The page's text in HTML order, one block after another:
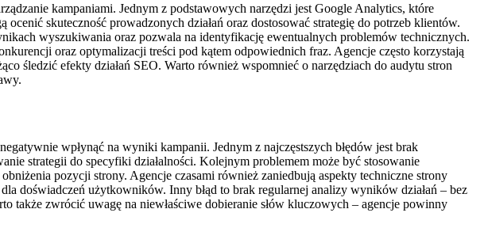
kampaniami. Jednym z podstawowych narzędzi jest Google Analytics, które
skuteczność prowadzonych działań oraz dostosować strategię do potrzeb klientów.
wyszukiwania oraz pozwala na identyfikację ewentualnych problemów technicznych.
oraz optymalizacji treści pod kątem odpowiednich fraz. Agencje często korzystają
śledzić efekty działań SEO. Warto również wspomnieć o narzędziach do audytu stron
wpłynąć na wyniki kampanii. Jednym z najczęstszych błędów jest brak
strategii do specyfiki działalności. Kolejnym problemem może być stosowanie
pozycji strony. Agencje czasami również zaniedbują aspekty techniczne strony
doświadczeń użytkowników. Inny błąd to brak regularnej analizy wyników działań – bez
także zwrócić uwagę na niewłaściwe dobieranie słów kluczowych – agencje powinny